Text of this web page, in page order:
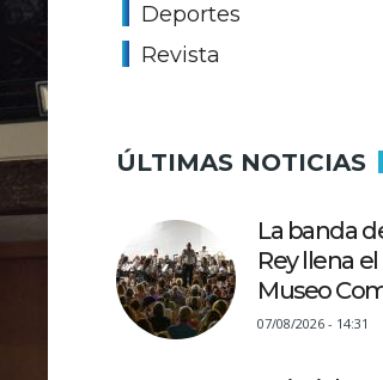
Deportes
Revista
ÚLTIMAS NOTICIAS
La banda
Rey llena
Museo
07/08/2026 - 14:31